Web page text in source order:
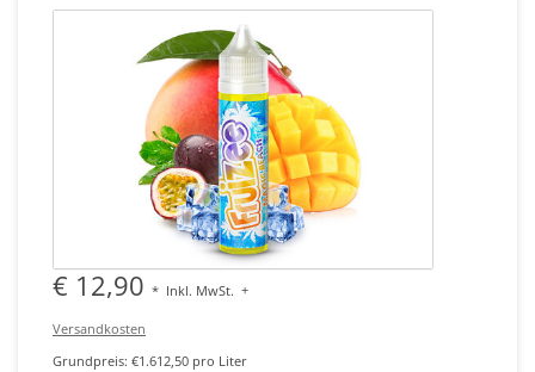
€ 12,90 * Inkl. MwSt. +
Versandkosten
Grundpreis: €1.612,50 pro Liter